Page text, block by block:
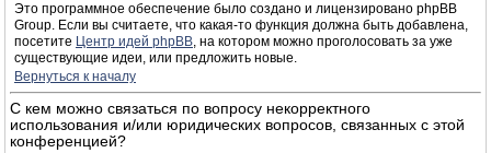
Это программное обеспечение было создано и лицензировано phpBB
Group. Если вы считаете, что какая-то функция должна быть добавлена,
посетите Центр идей phpBB, на котором можно проголосовать за уже
существующие идеи, или предложить новые.
Вернуться к началу
С кем можно связаться по вопросу некорректного
использования и/или юридических вопросов, связанных с этой
конференцией?